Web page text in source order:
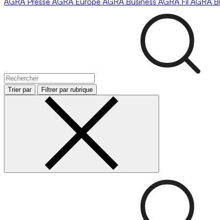
Trier par Filtrer par rubrique